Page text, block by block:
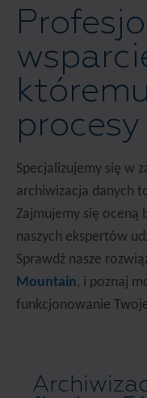
Specjalizujemy się w
archiwizacja danych
Zajmujemy się oceną
naszych ekspertów
Sprawdź nasze
Mountain, i poznaj
funkcjonowanie